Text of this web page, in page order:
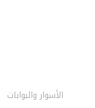
الأسوار والبوابات